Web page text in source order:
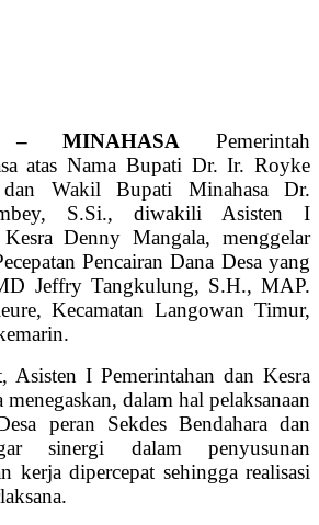
– MINAHASA Pemerintah
atas Nama Bupati Dr. Ir. Royke
Wakil Bupati Minahasa Dr.
S.Si., diwakili Asisten I
Denny Mangala, menggelar
Pencairan Dana Desa yang
Jeffry Tangkulung, S.H., MAP.
Kecamatan Langowan Timur,
Asisten I Pemerintahan dan Kesra
dalam hal pelaksanaan
peran Sekdes Bendahara dan
sinergi dalam penyusunan
kerja dipercepat sehingga realisasi